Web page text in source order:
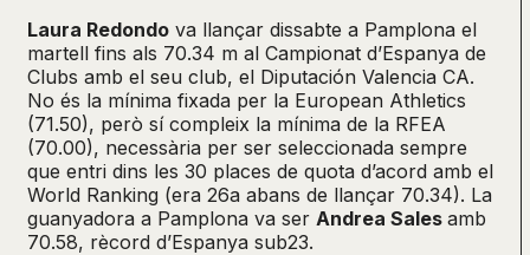
Laura Redondo va llançar dissabte a Pamplona el
martell fins als 70.34 m al Campionat d’Espanya de
Clubs amb el seu club, el Diputación Valencia CA.
No és la mínima fixada per la European Athletics
(71.50), però sí compleix la mínima de la RFEA
(70.00), necessària per ser seleccionada sempre
que entri dins les 30 places de quota d’acord amb el
World Ranking (era 26a abans de llançar 70.34). La
guanyadora a Pamplona va ser Andrea Sales amb
70.58, rècord d’Espanya sub23.